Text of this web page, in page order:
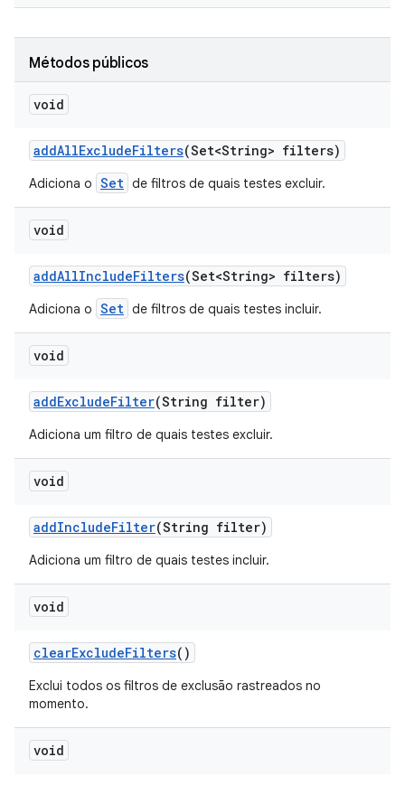
Métodos públicos
void
addAllExcludeFilters(Set<String> filters)
Adiciona o Set de filtros de quais testes excluir.
void
addAllIncludeFilters(Set<String> filters)
Adiciona o Set de filtros de quais testes incluir.
void
addExcludeFilter(String filter)
Adiciona um filtro de quais testes excluir.
void
addIncludeFilter(String filter)
Adiciona um filtro de quais testes incluir.
void
clearExcludeFilters()
Exclui todos os filtros de exclusão rastreados no
momento.
void